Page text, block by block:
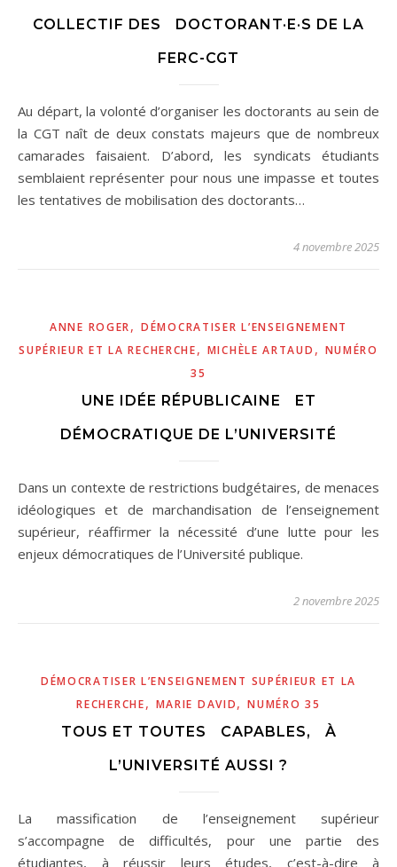
COLLECTIF DES DOCTORANT·E·S DE LA
FERC-CGT
Au départ, la volonté d’organiser les doctorants au sein de
la CGT naît de deux constats majeurs que de nombreux
camarades faisaient. D’abord, les syndicats étudiants
semblaient représenter pour nous une impasse et toutes
les tentatives de mobilisation des doctorants…
4 novembre 2025
ANNE ROGER,DÉMOCRATISER L’ENSEIGNEMENT
SUPÉRIEUR ET LA RECHERCHE, MICHÈLE ARTAUD , NUMÉRO
35
UNE IDÉE RÉPUBLICAINE ET
DÉMOCRATIQUE DE L’UNIVERSITÉ
Dans un contexte de restrictions budgétaires, de menaces
idéologiques et de marchandisation de l’enseignement
supérieur, réaffirmer la nécessité d’une lutte pour les
enjeux démocratiques de l’Université publique.
2 novembre 2025
DÉMOCRATISER L’ENSEIGNEMENT SUPÉRIEUR ET LA
RECHERCHE, MARIE DAVID,NUMÉRO 35
TOUS ET TOUTES CAPABLES, À
L’UNIVERSITÉ AUSSI ?
La massification de l’enseignement supérieur
s’accompagne de difficultés, pour une partie des
étudiantes, à réussir leurs études, c’est-à-dire à